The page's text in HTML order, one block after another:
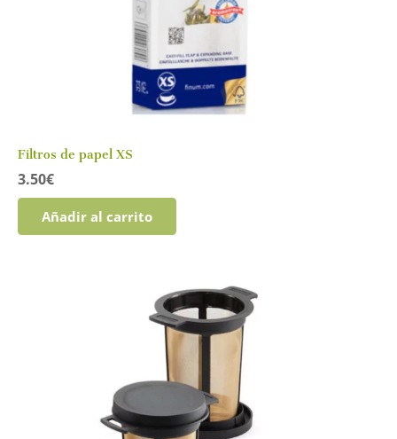
Filtros de papel XS
3.50€
Añadir al carrito